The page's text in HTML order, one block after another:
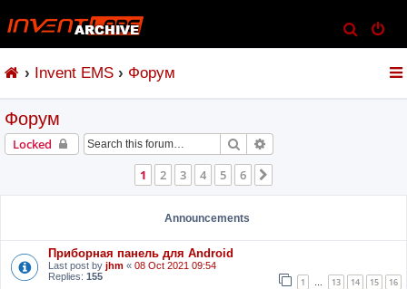
e
Invent EMS Форум
Форум
Locked Search
1
2 3 4 5 6
Announcements
Приборная панель для Android
Last post by jhm « 08 Oct 2021 09:54
Replies: 155 1 … 13 14 15 16